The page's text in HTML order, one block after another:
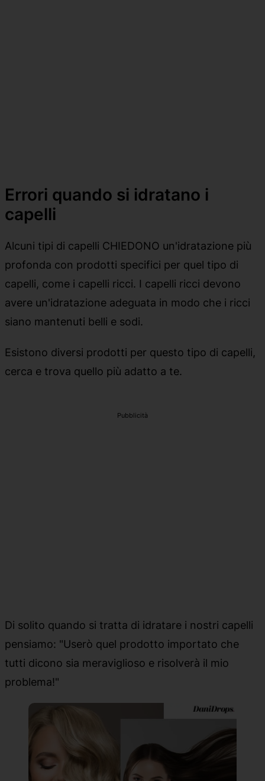
Errori quando si idratano i
capelli
Alcuni tipi di capelli CHIEDONO un'idratazione più
profonda con prodotti specifici per quel tipo di
capelli, come i capelli ricci. I capelli ricci devono
avere un'idratazione adeguata in modo che i ricci
siano mantenuti belli e sodi.
Esistono diversi prodotti per questo tipo di capelli,
cerca e trova quello più adatto a te.
Pubblicità
Di solito quando si tratta di idratare i nostri capelli
pensiamo: "Userò quel prodotto importato che
tutti dicono sia meraviglioso e risolverà il mio
problema!"